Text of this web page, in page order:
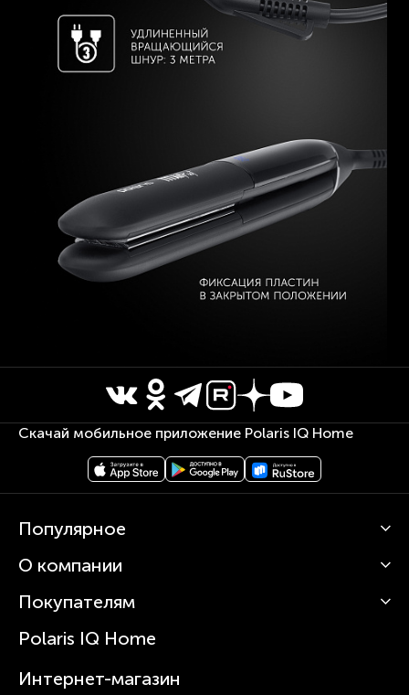
Скачай мобильное приложение Polaris IQ Home
Популярное
Кофемашины
Вертикальные пылесосы
Зубные щетки и ирригаторы
Увлажнители
О компании
О Polaris
Статьи
Покупателям
Сервисные центры
Где купить
Polaris IQ Home
Интернет-магазин